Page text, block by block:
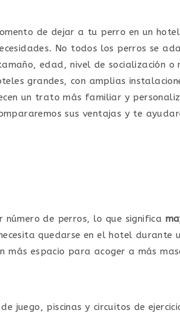
de dejar a tu perro en un
No todos los perros se
edad, nivel de socialización o
grandes, con amplias
un trato más familiar y
sus ventajas y te
de perros, lo que significa
quedarse en el hotel
más espacio para acoger a más
juego, piscinas y circuitos de